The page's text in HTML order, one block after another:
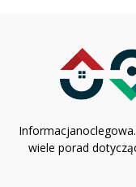
wiele porad